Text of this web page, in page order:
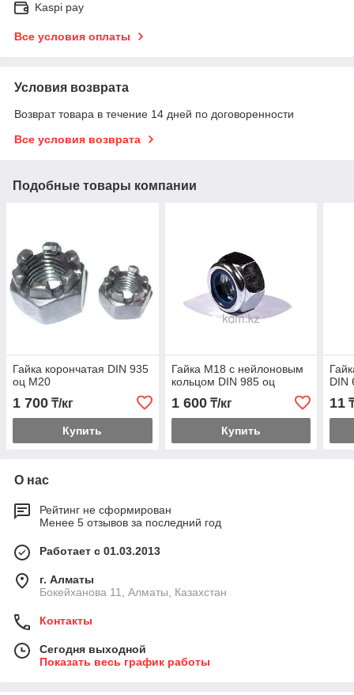
Kaspi pay
Все условия оплаты
Условия возврата
Возврат товара в течение 14 дней по договоренности
Все условия возврата
Подобные товары компании
Гайка корончатая DIN 935
оц М20
1 700 ₸/кг
Купить
Гайка М18 с нейлоновым
кольцом DIN 985 оц
1 600₸/кг
Купить
DIN
11
О нас
Рейтинг не сформирован
Менее 5 отзывов за последний год
Работает с 01.03.2013
г. Алматы
Бокейханова 11, Алматы, Казахстан
Контакты
Сегодня выходной
Показать весь график работы